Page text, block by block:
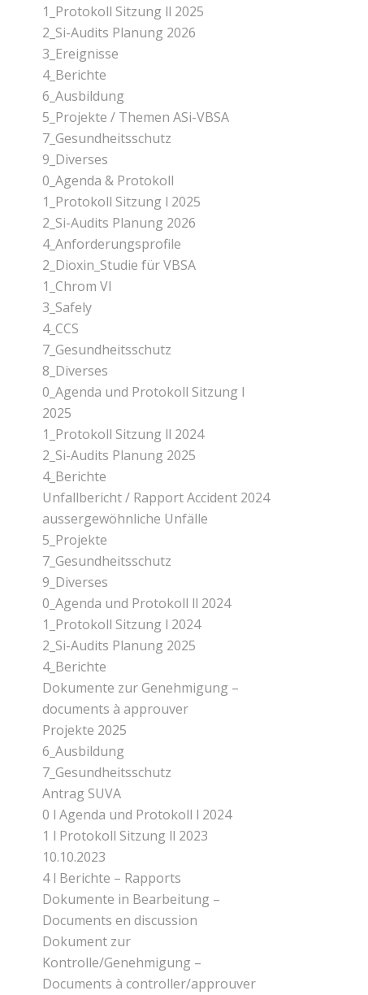
1_Protokoll Sitzung ll 2025
2_Si-Audits Planung 2026
3_Ereignisse
4_Berichte
6_Ausbildung
5_Projekte / Themen ASi-VBSA
7_Gesundheitsschutz
9_Diverses
0_Agenda & Protokoll
1_Protokoll Sitzung l 2025
2_Si-Audits Planung 2026
4_Anforderungsprofile
2_Dioxin_Studie für VBSA
1_Chrom Vl
3_Safely
4_CCS
7_Gesundheitsschutz
8_Diverses
0_Agenda und Protokoll Sitzung l
2025
1_Protokoll Sitzung ll 2024
2_Si-Audits Planung 2025
4_Berichte
Unfallbericht / Rapport Accident 2024
aussergewöhnliche Unfälle
5_Projekte
7_Gesundheitsschutz
9_Diverses
0_Agenda und Protokoll ll 2024
1_Protokoll Sitzung l 2024
2_Si-Audits Planung 2025
4_Berichte
Dokumente zur Genehmigung –
documents à approuver
Projekte 2025
6_Ausbildung
7_Gesundheitsschutz
Antrag SUVA
0 l Agenda und Protokoll l 2024
1 l Protokoll Sitzung ll 2023
10.10.2023
4 l Berichte – Rapports
Dokumente in Bearbeitung –
Documents en discussion
Dokument zur
Kontrolle/Genehmigung –
Documents à controller/approuver